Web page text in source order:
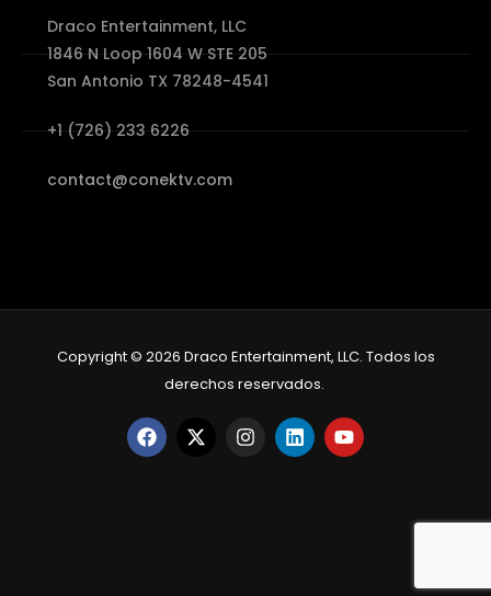
Draco Entertainment, LLC
1846 N Loop 1604 W STE 205
San Antonio TX 78248-4541
+1 (726) 233 6226
contact@conektv.com
Copyright © 2026 Draco Entertainment, LLC. Todos los
derechos reservados.